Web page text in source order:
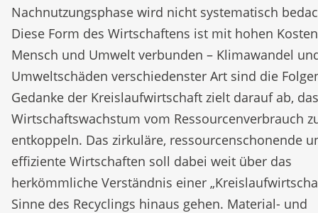
Nachnutzungsphase wird nicht systematisch
Diese Form des Wirtschaftens ist mit hohen
Mensch und Umwelt verbunden – Klimawandel
Umweltschäden verschiedenster Art sind die
Gedanke der Kreislaufwirtschaft zielt darauf ab, das
Wirtschaftswachstum vom Ressourcenverbrauch
entkoppeln. Das zirkuläre, ressourcenschonende
effiziente Wirtschaften soll dabei weit über das
herkömmliche Verständnis einer
Sinne des Recyclings hinaus gehen. Material- und